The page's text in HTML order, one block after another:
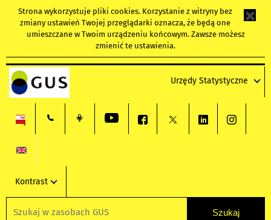
Strona wykorzystuje pliki cookies. Korzystanie z witryny bez
zmiany ustawień Twojej przeglądarki oznacza, że będą one
umieszczane w Twoim urządzeniu końcowym. Zawsze możesz
zmienić te ustawienia.
Urzędy Statystyczne
Kontrast